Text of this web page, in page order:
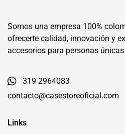
Somos una empresa 100%
ofrecerte calidad, innovación y
accesorios para personas
319 2964083
contacto@casestoreoficial.com
Links